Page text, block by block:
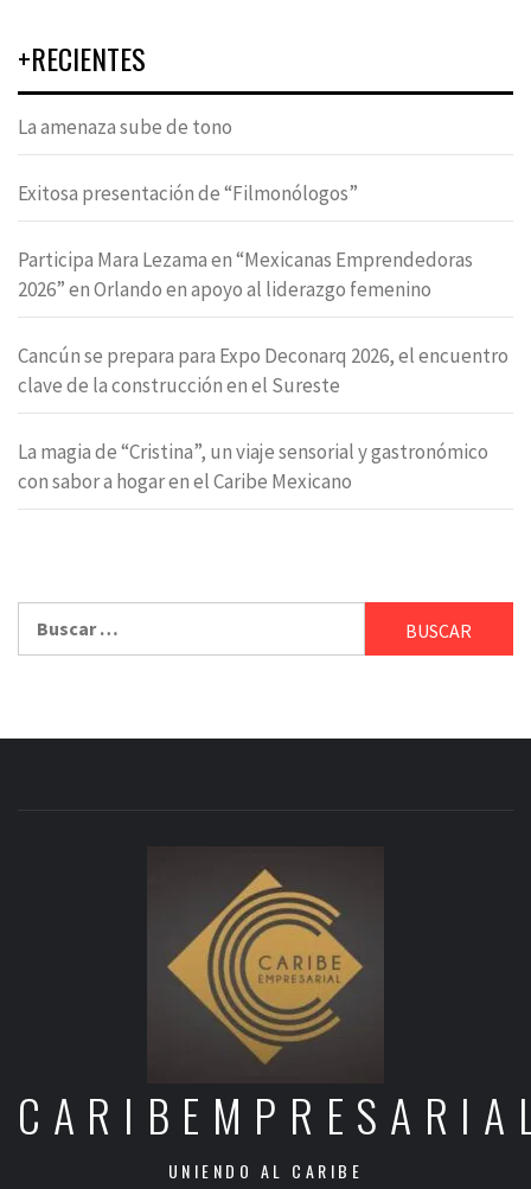
+RECIENTES
La amenaza sube de tono
Exitosa presentación de “Filmonólogos”
Participa Mara Lezama en “Mexicanas Emprendedoras
2026” en Orlando en apoyo al liderazgo femenino
Cancún se prepara para Expo Deconarq 2026, el encuentro
clave de la construcción en el Sureste
La magia de “Cristina”, un viaje sensorial y gastronómico
con sabor a hogar en el Caribe Mexicano
UNIENDO AL CARIBE